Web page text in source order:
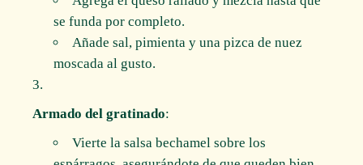
se funda por completo.
Añade sal, pimienta y una pizca de nuez
moscada al gusto.
Armado del gratinado:
Vierte la salsa bechamel sobre los